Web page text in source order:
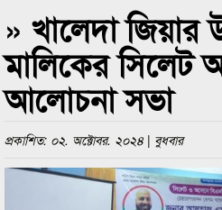
পুরস্কার বিতরণ সম্পন্ন
সিলেটে
» খালেদা জিয়ার
মালিকের
আলোচনা সভা
প্রকাশিত: ০২. অক্টোবর. ২০২৪ | বুধবার